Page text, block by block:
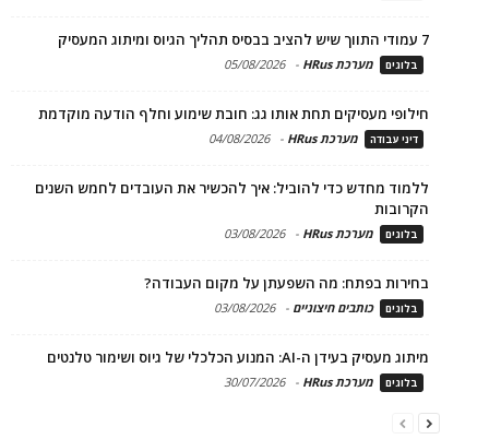
7 עמודי התווך שיש להציב בבסיס תהליך הגיוס ומיתוג המעסיק
בלוגים מערכת HRus -
05/08/2026
חילופי מעסיקים תחת אותו גג: חובת שימוע וחלף הודעה מוקדמת
דיני עבודה מערכת HRus -
04/08/2026
ללמוד מחדש כדי להוביל: איך להכשיר את העובדים לחמש השנים
הקרובות
בלוגים מערכת HRus -
03/08/2026
בחירות בפתח: מה השפעתן על מקום העבודה?
בלוגים כותבים חיצוניים -
03/08/2026
מיתוג מעסיק בעידן ה-AI: המנוע הכלכלי של גיוס ושימור טלנטים
בלוגים מערכת HRus -
30/07/2026